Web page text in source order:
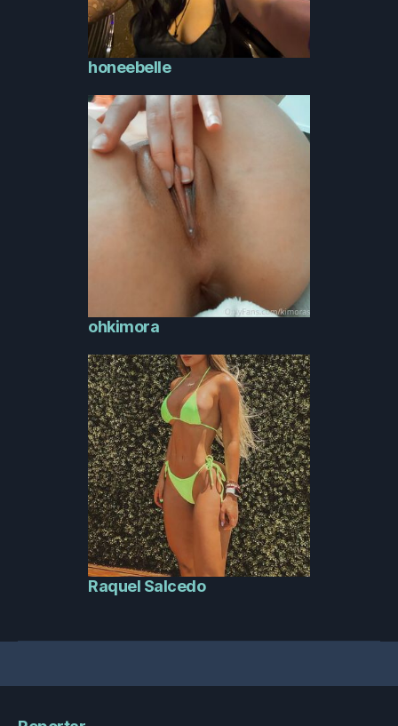
honeebelle
ohkimora
Raquel Salcedo